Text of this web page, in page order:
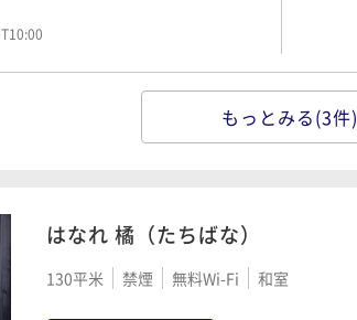
ンド牛『彩美牛』を堪能＜彩
もっとみる(3件)
はなれ 橘（たちばな）
130平米 禁煙 無料Wi-Fi 和室